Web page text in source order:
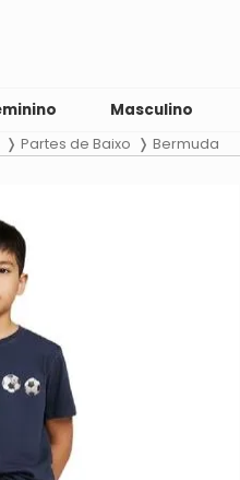
Masculino
Partes de Baixo Bermuda